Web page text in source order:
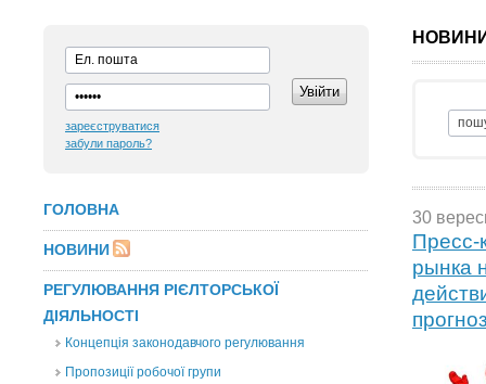
зареєструватися
забули пароль?
ГОЛОВНА
НОВИНИ
РЕГУЛЮВАННЯ РІЄЛТОРСЬКОЇ
ДІЯЛЬНОСТІ
Концепція законодавчого регулювання
Пропозиції робочої групи
30
Пресс-
рынка